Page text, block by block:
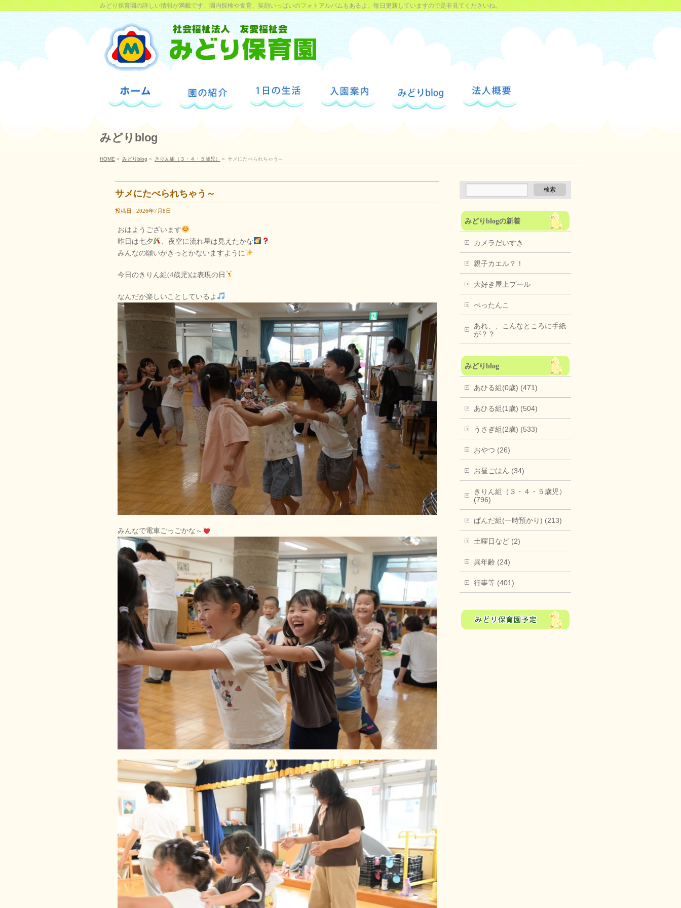
みどり保育園の詳しい情報が満載です。園内探検や食育、笑顔いっぱいのフォトアルバムもあるよ。毎日更新していますので是非見てくださいね。
みどりblog
HOME » みどりblog » きりん組（３・４・５歳児） » サメにたべられちゃう～
サメにたべられちゃう～
投稿日 : 2026年7月8日
おはようございます
昨日は七夕
、夜空に流れ星は見えたかな
みんなの願いがきっとかないますように
今日のきりん組(4歳児)は表現の日
なんだか楽しいことしているよ
みんなで電車ごっごかな～
みどりblogの新着
カメラだいすき
親子カエル？！
大好き屋上プール
ぺったんこ
あれ、、こんなところに手紙
が？？
みどりblog
あひる組(0歳) (471)
あひる組(1歳) (504)
うさぎ組(2歳) (533)
おやつ (26)
お昼ごはん (34)
きりん組（３・４・５歳児）
(796)
ぱんだ組(一時預かり) (213)
土曜日など (2)
異年齢 (24)
行事等 (401)